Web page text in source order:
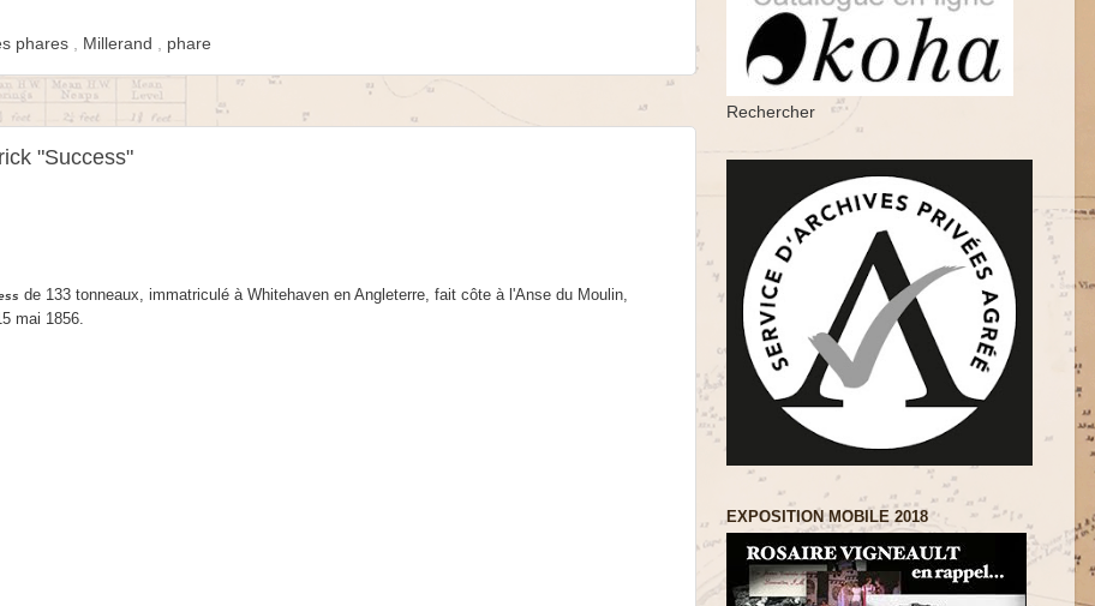
phares , Millerand , phare
"Success"
de 133 tonneaux, immatriculé à Whitehaven en Angleterre, fait côte à l'Anse du Moulin,
mai 1856.
Rechercher
EXPOSITION MOBILE 2018